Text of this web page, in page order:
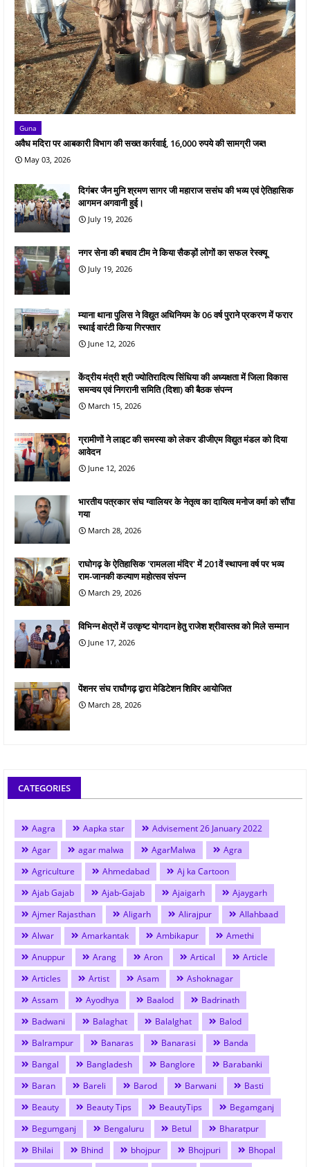
Guna
अवैध मदिरा पर आबकारी विभाग की सख्त कार्रवाई, 16,000 रुपये की सामग्री जब्त
May 03, 2026
दिगंबर जैन मुनि श्रमण सागर जी महाराज ससंघ की भव्य एवं ऐतिहासिक
आगमन अगवानी हुई।
July 19, 2026
नगर सेना की बचाव टीम ने किया सैकड़ों लोगों का सफल रेस्क्यू
July 19, 2026
म्याना थाना पुलिस ने विद्युत अधिनियम के 06 वर्ष पुराने प्रकरण में फरार
स्थाई वारंटी किया गिरफ्तार
June 12, 2026
केंद्रीय मंत्री श्री ज्योतिरादित्य सिंधिया की अध्यक्षता में जिला विकास
समन्वय एवं निगरानी समिति (दिशा) की बैठक संपन्न
March 15, 2026
ग्रामीणों ने लाइट की समस्या को लेकर डीजीएम विद्युत मंडल को दिया
आवेदन
June 12, 2026
भारतीय पत्रकार संघ ग्वालियर के नेतृत्व का दायित्व मनोज वर्मा को सौंपा
गया
March 28, 2026
राघोगढ़ के ऐतिहासिक 'रामलला मंदिर' में 201वें स्थापना वर्ष पर भव्य
राम-जानकी कल्याण महोत्सव संपन्न
March 29, 2026
विभिन्न क्षेत्रों में उत्कृष्ट योगदान हेतु राजेश श्रीवास्तव को मिले सम्मान
June 17, 2026
पेंशनर संघ राघौगढ़ द्वारा मेडिटेशन शिविर आयोजित
March 28, 2026
CATEGORIES
Aagra Aapka star
Advisement 26 January 2022
Agar
agar malwa AgarMalwa
Agra
Agriculture
Ahmedabad
Aj ka Cartoon
Ajab Gajab
Ajab-Gajab Ajaigarh
Ajaygarh
Ajmer Rajasthan
Aligarh Alirajpur
Allahbaad
Alwar
Amarkantak Ambikapur
Amethi
Anuppur
Arang Aron Artical
Article
Articles
Artist Asam
Ashoknagar
Assam
Ayodhya Baalod
Badrinath
Badwani
Balaghat Balalghat
Balod
Balrampur
Banaras Banarasi
Banda
Bangal
Bangladesh Banglore
Barabanki
Baran
Bareli Barod Barwani
Basti
Beauty
Beauty Tips BeautyTips
Begamganj
Begumganj
Bengaluru Betul
Bharatpur
Bhilai
Bhind bhojpur Bhojpuri
Bhopal